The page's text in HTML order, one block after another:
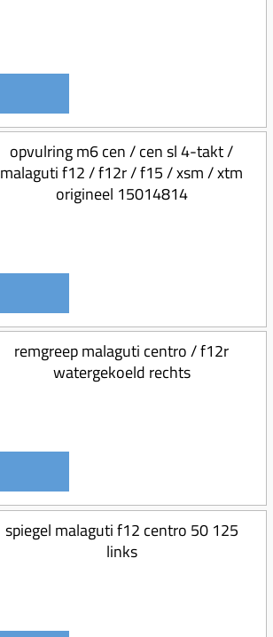
opvulring m6 cen / cen sl 4-takt /
malaguti f12 / f12r / f15 / xsm / xtm
origineel 15014814
remgreep malaguti centro / f12r
watergekoeld rechts
spiegel malaguti f12 centro 50 125
links